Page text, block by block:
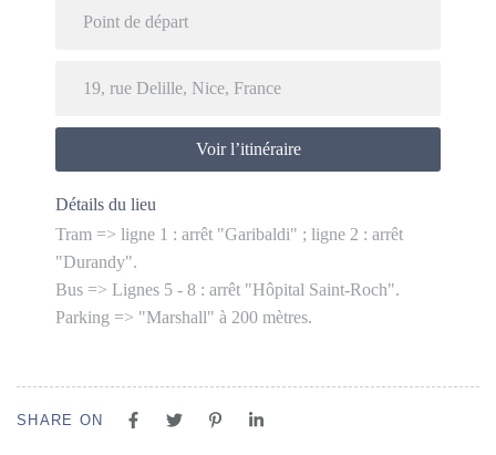
Voir l’itinéraire
Détails du lieu
Tram => ligne 1 : arrêt "Garibaldi" ; ligne 2 : arrêt
"Durandy".
Bus => Lignes 5 - 8 : arrêt "Hôpital Saint-Roch".
Parking => "Marshall" à 200 mètres.
SHARE ON